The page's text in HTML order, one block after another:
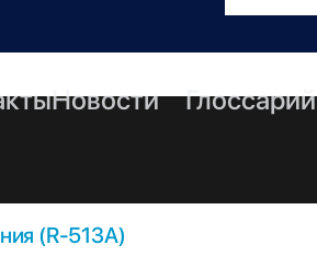
Новости Глоссарий
(R-513A)